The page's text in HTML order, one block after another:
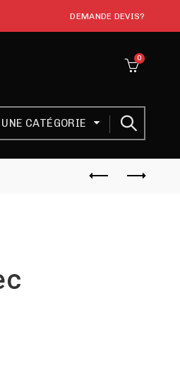
DEMANDE DEVIS?
0
CATÉGORIE